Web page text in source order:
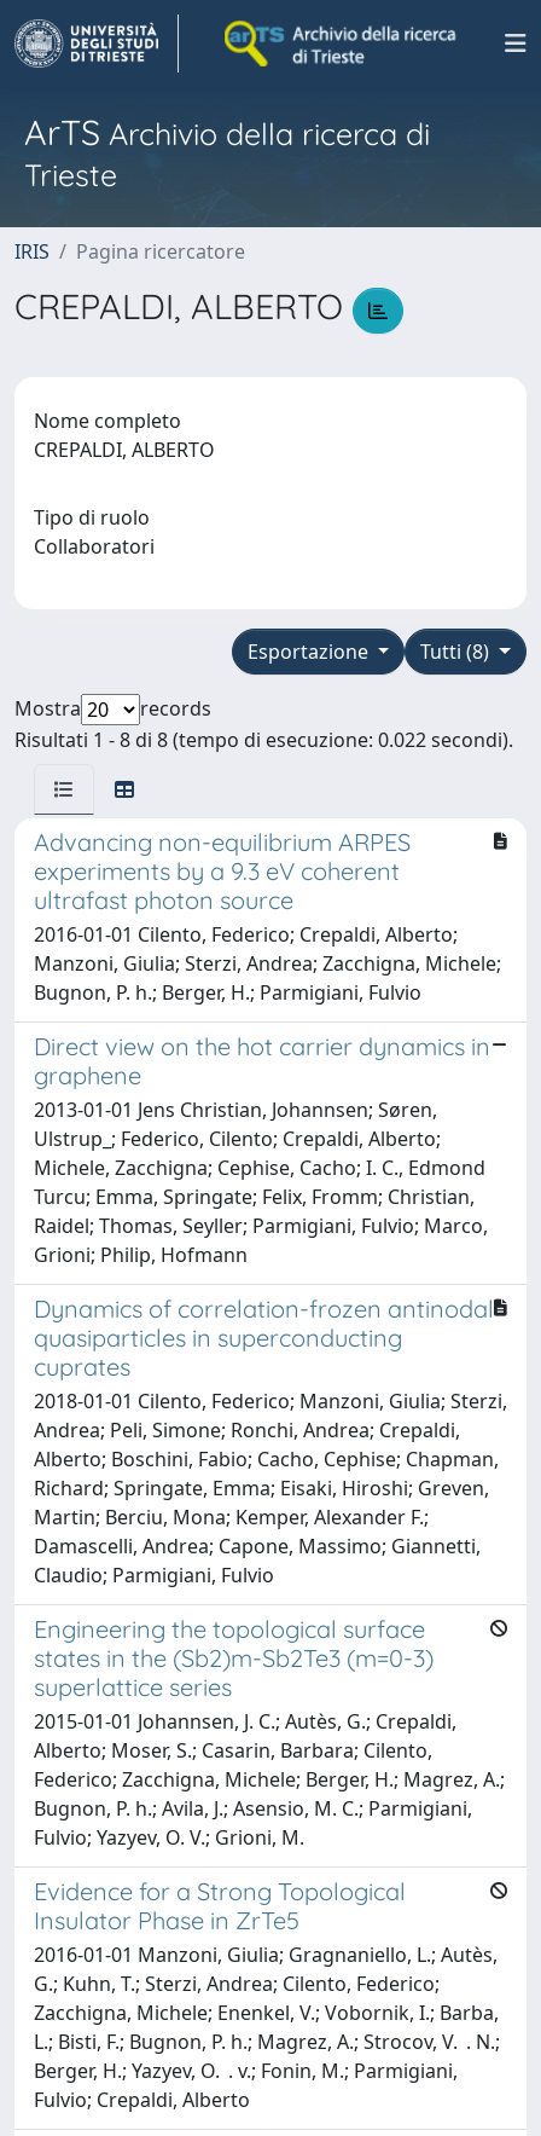
ArTS Archivio della ricerca di
Trieste
IRIS Pagina ricercatore
CREPALDI, ALBERTO
Nome completo
CREPALDI, ALBERTO
Tipo di ruolo
Collaboratori
Tutti (8)
Esportazione
Mostra
records
Risultati 1 - 8 di 8 (tempo di esecuzione: 0.022 secondi).
Advancing non-equilibrium ARPES
experiments by a 9.3 eV coherent
ultrafast photon source
2016-01-01 Cilento, Federico; Crepaldi, Alberto;
Manzoni, Giulia; Sterzi, Andrea; Zacchigna, Michele;
Bugnon, P. h.; Berger, H.; Parmigiani, Fulvio
Direct view on the hot carrier dynamics in
graphene
2013-01-01 Jens Christian, Johannsen; Søren,
Ulstrup_; Federico, Cilento; Crepaldi, Alberto;
Michele, Zacchigna; Cephise, Cacho; I. C., Edmond
Turcu; Emma, Springate; Felix, Fromm; Christian,
Raidel; Thomas, Seyller; Parmigiani, Fulvio; Marco,
Grioni; Philip, Hofmann
Dynamics of correlation-frozen antinodal
quasiparticles in superconducting
cuprates
2018-01-01 Cilento, Federico; Manzoni, Giulia; Sterzi,
Andrea; Peli, Simone; Ronchi, Andrea; Crepaldi,
Alberto; Boschini, Fabio; Cacho, Cephise; Chapman,
Richard; Springate, Emma; Eisaki, Hiroshi; Greven,
Martin; Berciu, Mona; Kemper, Alexander F.;
Damascelli, Andrea; Capone, Massimo; Giannetti,
Claudio; Parmigiani, Fulvio
Engineering the topological surface
states in the (Sb2)m-Sb2Te3 (m=0-3)
superlattice series
2015-01-01 Johannsen, J. C.; Autès, G.; Crepaldi,
Alberto; Moser, S.; Casarin, Barbara; Cilento,
Federico; Zacchigna, Michele; Berger, H.; Magrez, A.;
Bugnon, P. h.; Avila, J.; Asensio, M. C.; Parmigiani,
Fulvio; Yazyev, O. V.; Grioni, M.
Evidence for a Strong Topological
Insulator Phase in ZrTe5
2016-01-01 Manzoni, Giulia; Gragnaniello, L.; Autès,
G.; Kuhn, T.; Sterzi, Andrea; Cilento, Federico;
Zacchigna, Michele; Enenkel, V.; Vobornik, I.; Barba,
L.; Bisti, F.; Bugnon, P. h.; Magrez, A.; Strocov, V. . N.;
Berger, H.; Yazyev, O. . v.; Fonin, M.; Parmigiani,
Fulvio; Crepaldi, Alberto